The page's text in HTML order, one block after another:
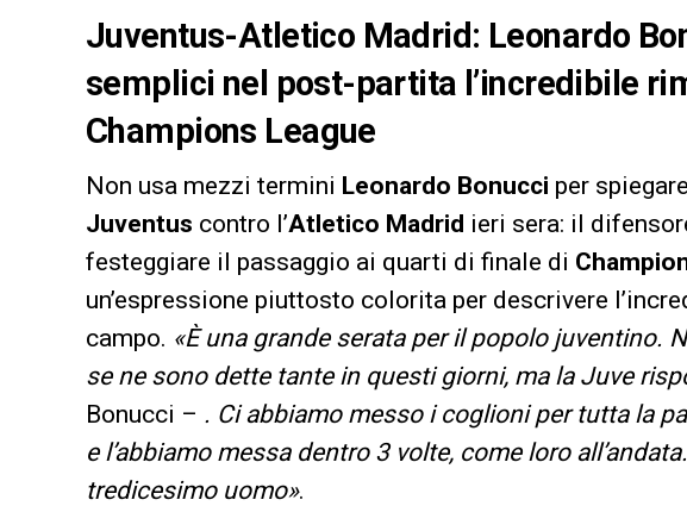
Juventus-Atletico Madrid: Leonardo
semplici nel post-partita l’incredibile
Champions League
Non usa mezzi termini Leonardo Bonucci per
Juventus contro l’Atletico Madrid ieri sera: il
festeggiare il passaggio ai quarti di finale di
un’espressione piuttosto colorita per descrivere
campo. «È una grande serata per il popolo juventino.
se ne sono dette tante in questi giorni, ma la Juve
Bonucci – . Ci abbiamo messo i coglioni per tutta la
e l’abbiamo messa dentro 3 volte, come loro
tredicesimo uomo».